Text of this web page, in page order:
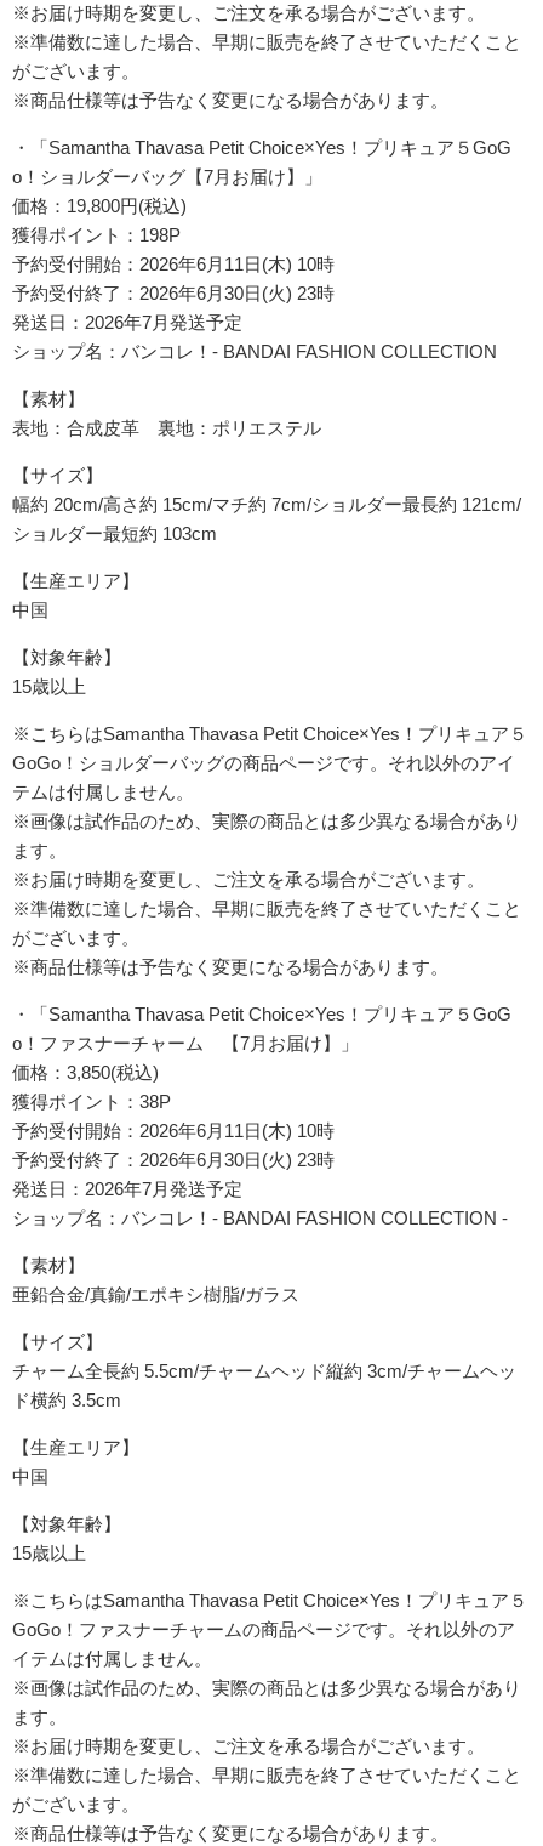
※お届け時期を変更し、ご注文を承る場合がございます。
※準備数に達した場合、早期に販売を終了させていただくこと
がございます。
※商品仕様等は予告なく変更になる場合があります。
・「Samantha Thavasa Petit Choice×Yes！プリキュア５GoG
o！ショルダーバッグ【7月お届け】」
価格：19,800円(税込)
獲得ポイント：198P
予約受付開始：2026年6月11日(木) 10時
予約受付終了：2026年6月30日(火) 23時
発送日：2026年7月発送予定
ショップ名：バンコレ！- BANDAI FASHION COLLECTION
【素材】
表地：合成皮革 裏地：ポリエステル
【サイズ】
幅約 20cm/高さ約 15cm/マチ約 7cm/ショルダー最長約 121cm/
ショルダー最短約 103cm
【生産エリア】
中国
【対象年齢】
15歳以上
※こちらはSamantha Thavasa Petit Choice×Yes！プリキュア５
GoGo！ショルダーバッグの商品ページです。それ以外のアイ
テムは付属しません。
※画像は試作品のため、実際の商品とは多少異なる場合があり
ます。
※お届け時期を変更し、ご注文を承る場合がございます。
※準備数に達した場合、早期に販売を終了させていただくこと
がございます。
※商品仕様等は予告なく変更になる場合があります。
・「Samantha Thavasa Petit Choice×Yes！プリキュア５GoG
o！ファスナーチャーム 【7月お届け】」
価格：3,850(税込)
獲得ポイント：38P
予約受付開始：2026年6月11日(木) 10時
予約受付終了：2026年6月30日(火) 23時
発送日：2026年7月発送予定
ショップ名：バンコレ！- BANDAI FASHION COLLECTION -
【素材】
亜鉛合金/真鍮/エポキシ樹脂/ガラス
【サイズ】
チャーム全長約 5.5cm/チャームヘッド縦約 3cm/チャームヘッ
ド横約 3.5cm
【生産エリア】
中国
【対象年齢】
15歳以上
※こちらはSamantha Thavasa Petit Choice×Yes！プリキュア５
GoGo！ファスナーチャームの商品ページです。それ以外のア
イテムは付属しません。
※画像は試作品のため、実際の商品とは多少異なる場合があり
ます。
※お届け時期を変更し、ご注文を承る場合がございます。
※準備数に達した場合、早期に販売を終了させていただくこと
がございます。
※商品仕様等は予告なく変更になる場合があります。